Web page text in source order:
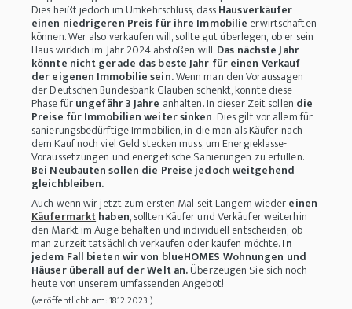
Dies heißt jedoch im Umkehrschluss, dassHausverkäufer
einen niedrigeren Preis für ihre Immobilie erwirtschaften
können. Wer also verkaufen will, sollte gut überlegen, ob er sein
Haus wirklich im Jahr 2024 abstoßen will.Das nächste Jahr
könnte nicht gerade das beste Jahr für einen Verkauf
der eigenen Immobilie sein.Wenn man den Voraussagen
der Deutschen Bundesbank Glauben schenkt, könnte diese
Phase fürungefähr 3 Jahre anhalten. In dieser Zeit sollen die
Preise für Immobilien weiter sinken. Dies gilt vor allem für
sanierungsbedürftige Immobilien, in die man als Käufer nach
dem Kauf noch viel Geld stecken muss, um Energieklasse-
Voraussetzungen und energetische Sanierungen zu erfüllen.
Bei Neubauten sollen die Preise jedoch weitgehend
gleichbleiben.
Auch wenn wir jetzt zum ersten Mal seit Langem wiedereinen
Käufermarkthaben, sollten Käufer und Verkäufer weiterhin
den Markt im Auge behalten und individuell entscheiden, ob
man zurzeit tatsächlich verkaufen oder kaufen möchte.In
jedem Fall bieten wir von blueHOMES Wohnungen und
Häuser überall auf der Welt an.Überzeugen Sie sich noch
heute von unserem umfassenden Angebot!
(veröffentlicht am: 18.12.2023 )